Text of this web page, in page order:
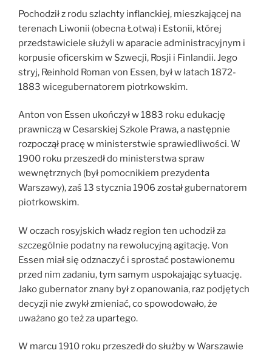
Pochodził z rodu szlachty inflanckiej, mieszkającej na
terenach Liwonii (obecna Łotwa) i Estonii, której
przedstawiciele służyli w aparacie administracyjnym i
korpusie oficerskim w Szwecji, Rosji i Finlandii. Jego
stryj, Reinhold Roman von Essen, był w latach 1872-
1883 wicegubernatorem piotrkowskim.
Anton von Essen ukończył w 1883 roku edukację
prawniczą w Cesarskiej Szkole Prawa, a następnie
rozpoczął pracę w ministerstwie sprawiedliwości. W
1900 roku przeszedł do ministerstwa spraw
wewnętrznych (był pomocnikiem prezydenta
Warszawy), zaś 13 stycznia 1906 został gubernatorem
piotrkowskim.
W oczach rosyjskich władz region ten uchodził za
szczególnie podatny na rewolucyjną agitację. Von
Essen miał się odznaczyć i sprostać postawionemu
przed nim zadaniu, tym samym uspokajając sytuację.
Jako gubernator znany był z opanowania, raz podjętych
decyzji nie zwykł zmieniać, co spowodowało, że
uważano go też za upartego.
W marcu 1910 roku przeszedł do służby w Warszawie